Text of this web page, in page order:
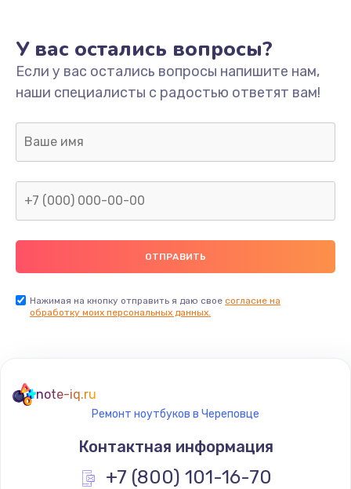
У вас остались вопросы?
Если у вас остались вопросы напишите нам,
наши специалисты с радостью ответят вам!
Нажимая на кнопку отправить я даю свое согласие на
обработку моих персональных данных.
note-iq.ru
Ремонт ноутбуков в Череповце
Контактная информация
+7 (800) 101-16-70